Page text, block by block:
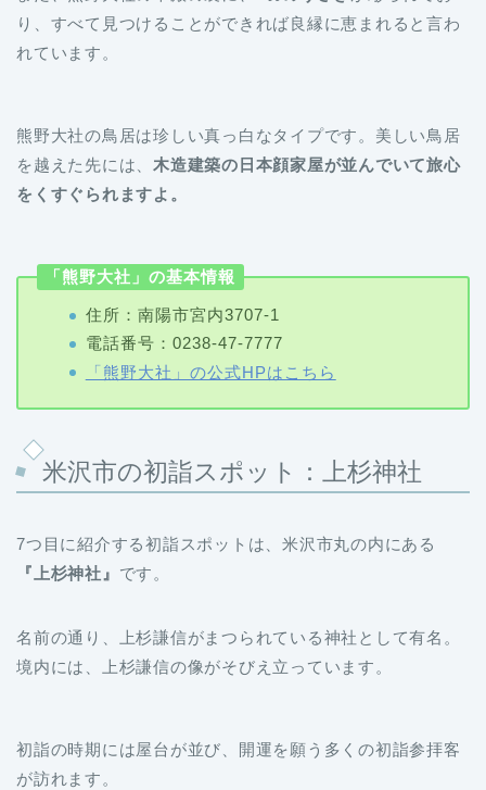
り、すべて見つけることができれば良縁に恵まれると言わ
れています。
熊野大社の鳥居は珍しい真っ白なタイプです。美しい鳥居
を越えた先には、木造建築の日本顔家屋が並んでいて旅心
をくすぐられますよ。
「熊野大社」の基本情報
住所：南陽市宮内3707-1
電話番号：0238-47-7777
「熊野大社」の公式HPはこちら
米沢市の初詣スポット：上杉神社
7つ目に紹介する初詣スポットは、米沢市丸の内にある
『上杉神社』 です。
名前の通り、上杉謙信がまつられている神社として有名。
境内には、上杉謙信の像がそびえ立っています。
初詣の時期には屋台が並び、開運を願う多くの初詣参拝客
が訪れます。